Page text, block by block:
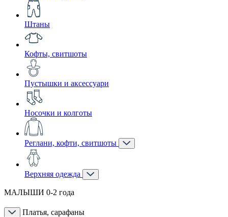
Штаны
Кофты, свитшоты
Пустышки и аксессуари
Носочки и колготы
Реглани, кофти, свитшоты
Верхняя одежда
МАЛЫШИ 0-2 года
Платья, сарафаны